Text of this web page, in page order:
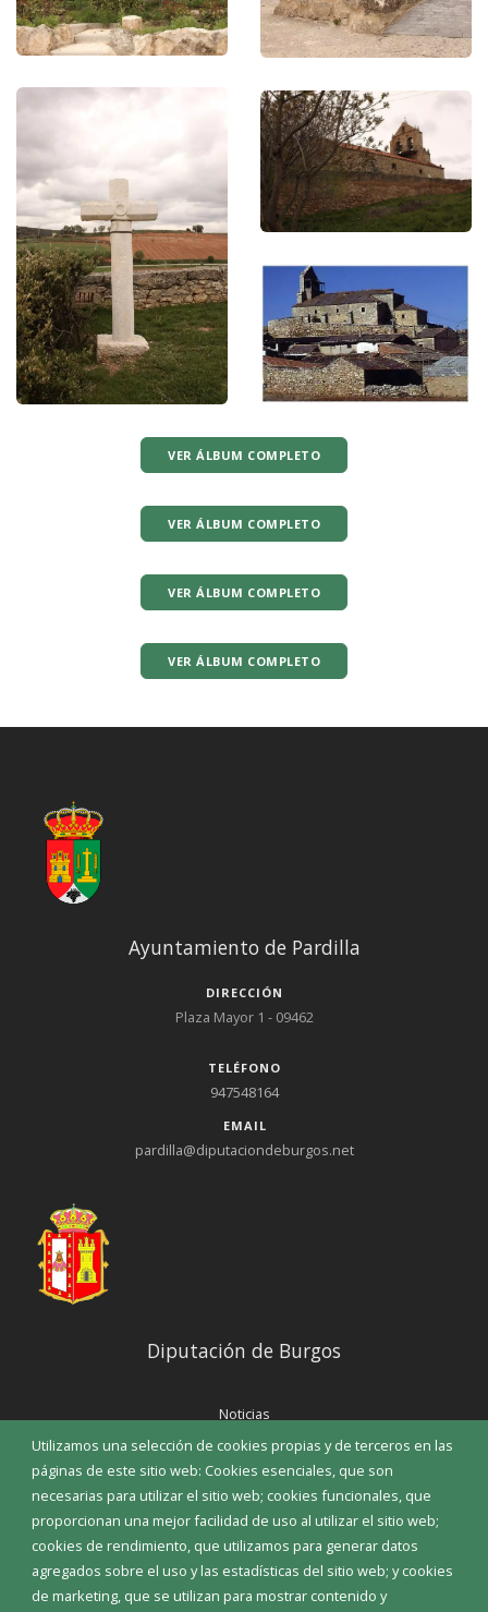
VER ÁLBUM COMPLETO
VER ÁLBUM COMPLETO
VER ÁLBUM COMPLETO
VER ÁLBUM COMPLETO
Utilizamos una selección de cookies propias y de terceros en las
páginas de este sitio web: Cookies esenciales, que son
necesarias para utilizar el sitio web; cookies funcionales, que
proporcionan una mejor facilidad de uso al utilizar el sitio web;
cookies de rendimiento, que utilizamos para generar datos
agregados sobre el uso y las estadísticas del sitio web; y cookies
de marketing, que se utilizan para mostrar contenido y
Ayuntamiento de Pardilla
DIRECCIÓN
Plaza Mayor 1 - 09462
TELÉFONO
947548164
EMAIL
pardilla@diputaciondeburgos.net
Diputación de Burgos
Noticias
Eventos
Corporación Municipal
Teléfonos de interés
INICIAR SESIÓN
MAPA WEB